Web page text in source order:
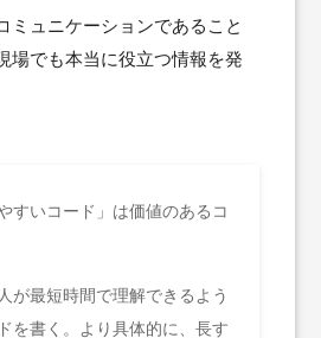
ミュニケーションであること
場でも本当に役立つ情報を発
すいコード」は価値のあるコ
が最短時間で理解できるよう
を書く。より具体的に、長す